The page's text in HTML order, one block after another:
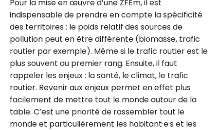
Pour la mise en œuvre d’une ZFEm, il est
indispensable de prendre en compte la spécificité
des territoires : le poids relatif des sources de
pollution peut en être différente (biomasse, trafic
routier par exemple). Même si le trafic routier est le
plus souvent au premier rang. Ensuite, il faut
rappeler les enjeux : la santé, le climat, le trafic
routier. Revenir aux enjeux permet en effet plus
facilement de mettre tout le monde autour de la
table. C’est une priorité de rassembler tout le
monde et particulièrement les habitant·e·s et les